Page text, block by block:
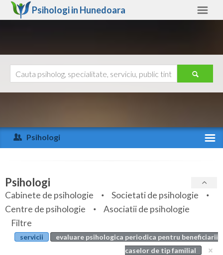
Psihologi in Hunedoara
Arad
Arges
Bihor
Bistrita-Nasaud
Botosani
Ajutor
Psihologi
Specialitati
Servicii
Articole
Evenimente
Psihologi
Cabinete de psihologie
Societati de psihologie
Centre de psihologie
Asociatii de psihologie
Filtre
servicii
evaluare psihologica periodica pentru beneficiarii
caselor de tip familial